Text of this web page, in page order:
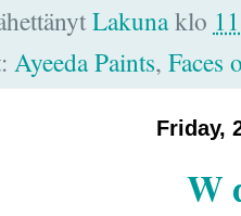
Lakunaklo
Ayeeda Paints, Faces
Friday,
W